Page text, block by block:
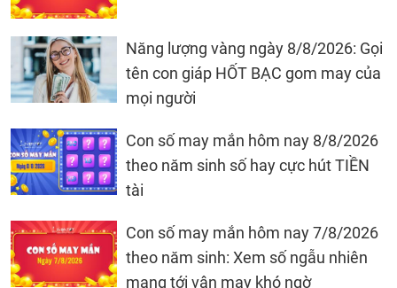
Năng lượng vàng ngày 8/8/2026: Gọi
tên con giáp HỐT BẠC gom may của
mọi người
Con số may mắn hôm nay 8/8/2026
theo năm sinh số hay cực hút TIỀN
tài
Con số may mắn hôm nay 7/8/2026
theo năm sinh: Xem số ngẫu nhiên
mang tới vận may khó ngờ